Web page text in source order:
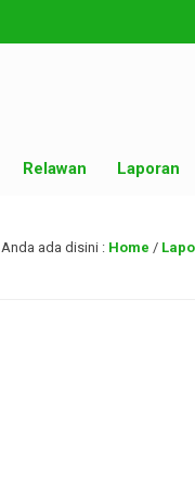
Relawan Laporan
Anda ada disini : Home /